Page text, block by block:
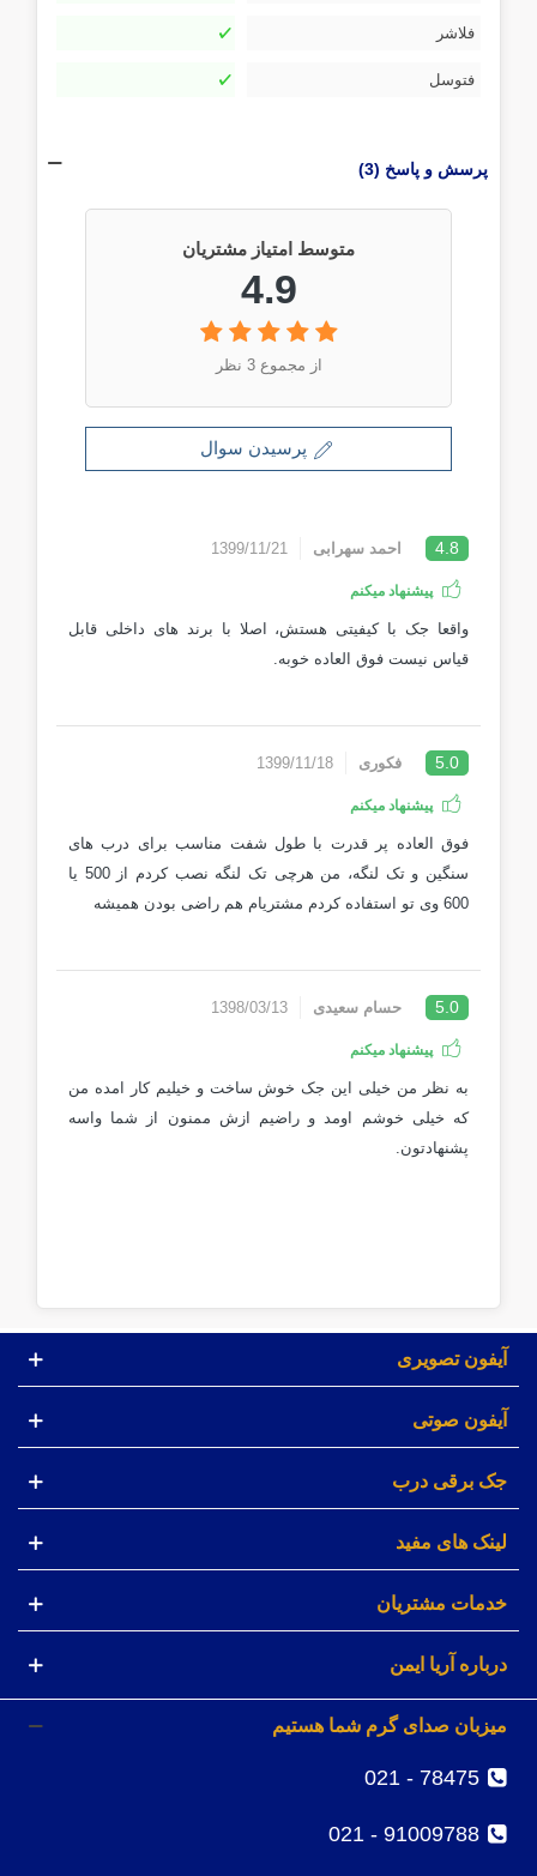
فلاشر
فتوسل
پرسش و پاسخ (3)
متوسط امتیاز مشتریان
4.9
از مجموع 3 نظر
پرسیدن سوال
4.8 احمد سهرابی 1399/11/21
پیشنهاد میکنم
واقعا جک با کیفیتی هستش، اصلا با برند های داخلی قابل
قیاس نیست فوق العاده خوبه.
5.0 فکوری 1399/11/18
پیشنهاد میکنم
فوق العاده پر قدرت با طول شفت مناسب برای درب های
سنگین و تک لنگه، من هرچی تک لنگه نصب کردم از 500 یا
600 وی تو استفاده کردم مشتریام هم راضی بودن همیشه
5.0 حسام سعیدی 1398/03/13
پیشنهاد میکنم
به نظر من خیلی این جک خوش ساخت و خیلیم کار امده من
که خیلی خوشم اومد و راضیم ازش ممنون از شما واسه
پشنهادتون.
آیفون تصویری
آیفون صوتی
جک برقی درب
لینک های مفید
خدمات مشتریان
درباره آریا ایمن
میزبان صدای گرم شما هستیم
78475 - 021
91009788 - 021